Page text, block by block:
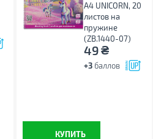
А4 UNICORN, 20
листов на
пружине
(ZB.1440-07)
49₴
+3 баллов
КУПИТЬ